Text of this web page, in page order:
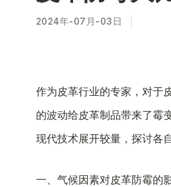
2024年-07月-03日
作为皮革行业的专家，对于
的波动给皮革制品带来了霉
现代技术展开较量，探讨各
一、气候因素对皮革防霉的